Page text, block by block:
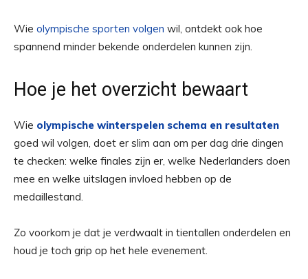
Wie olympische sporten volgen wil, ontdekt ook hoe
spannend minder bekende onderdelen kunnen zijn.
Hoe je het overzicht bewaart
Wie olympische winterspelen schema en resultaten
goed wil volgen, doet er slim aan om per dag drie dingen
te checken: welke finales zijn er, welke Nederlanders doen
mee en welke uitslagen invloed hebben op de
medaillestand.
Zo voorkom je dat je verdwaalt in tientallen onderdelen en
houd je toch grip op het hele evenement.